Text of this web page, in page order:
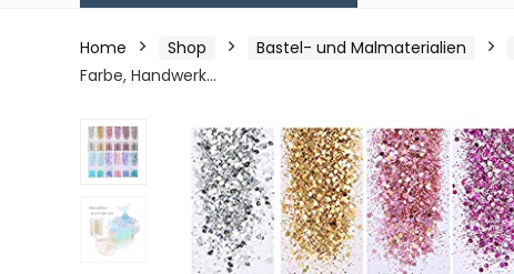
Home Shop Bastel- und Malmaterialien
Farbe, Handwerk…